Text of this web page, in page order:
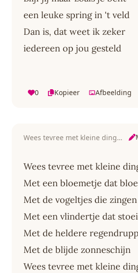
een leuke spring in 't veld
Dan is, dat weet ik zeker
iedereen op jou gesteld
0 Kopieer Afbeelding
Wees tevree met kleine dingen
Wees tevree met kleine
Met een bloemetje dat
Met de vogeltjes die zingen
Met een vlindertje dat
Met de heldere
Met de blijde zonneschijn
Wees tevree met kleine